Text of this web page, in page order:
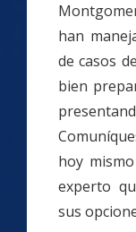
han
de casos
bien
hoy
experto
sus